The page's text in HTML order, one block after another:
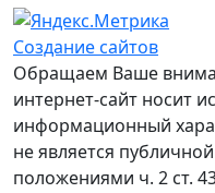
Создание сайтов
Обращаем Ваше
интернет-сайт носит
информационный
не является
положениями ч. 2 ст.